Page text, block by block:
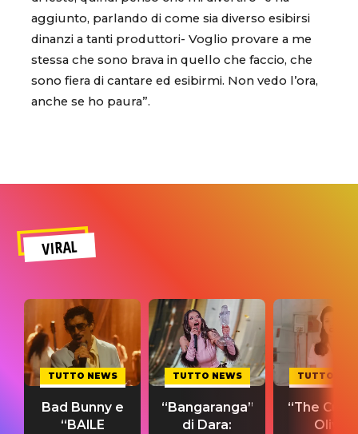
aggiunto, parlando di come sia diverso esibirsi
dinanzi a tanti produttori- Voglio provare a me
stessa che sono brava in quello che faccio, che
sono fiera di cantare ed esibirmi. Non vedo l’ora,
anche se ho paura”.
VIRAL
TUTTO NEWS
Bad Bunny e
“BAILE
TUTTO NEWS
“Bangaranga”
di Dara:
TUTTO
“The
Olivia